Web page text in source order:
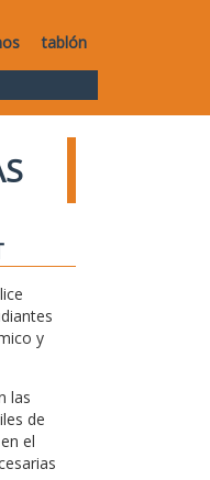
tablón
y
las
de
el